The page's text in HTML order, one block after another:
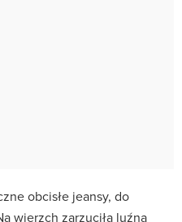
obcisłe jeansy, do
wierzch zarzuciła luźną